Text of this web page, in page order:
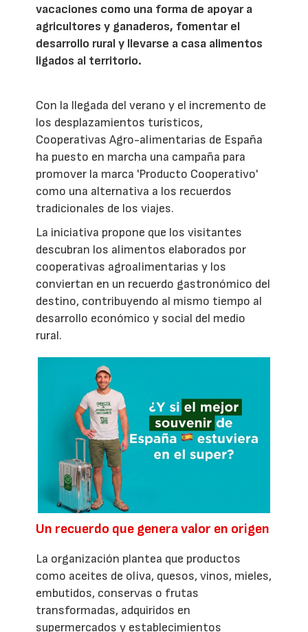
vacaciones como una forma de apoyar a
agricultores y ganaderos, fomentar el
desarrollo rural y llevarse a casa alimentos
ligados al territorio.
Con la llegada del verano y el incremento de
los desplazamientos turísticos,
Cooperativas Agro-alimentarias de España
ha puesto en marcha una campaña para
promover la marca 'Producto Cooperativo'
como una alternativa a los recuerdos
tradicionales de los viajes.
La iniciativa propone que los visitantes
descubran los alimentos elaborados por
cooperativas agroalimentarias y los
conviertan en un recuerdo gastronómico del
destino, contribuyendo al mismo tiempo al
desarrollo económico y social del medio
rural.
Un recuerdo que genera valor en origen
La organización plantea que productos
como aceites de oliva, quesos, vinos, mieles,
embutidos, conservas o frutas
transformadas, adquiridos en
supermercados y establecimientos